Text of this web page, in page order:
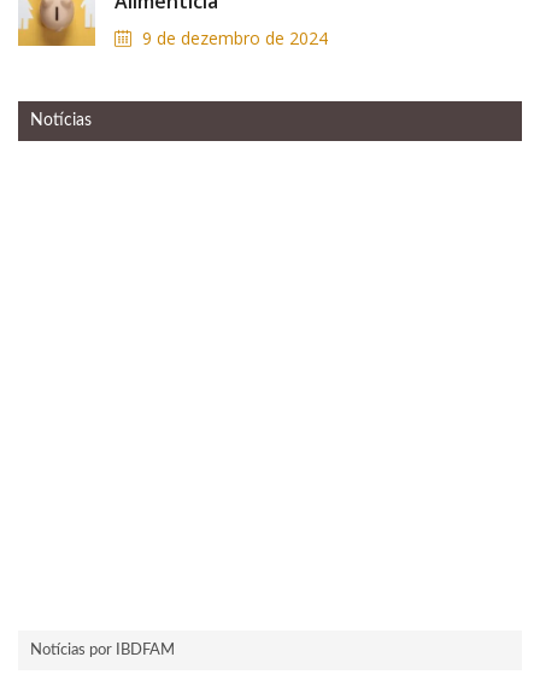
9 de dezembro de 2024
Notícias
Notícias por IBDFAM